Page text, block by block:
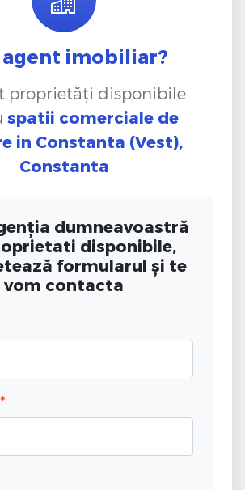
agent imobiliar?
proprietăți disponibile
spatii comerciale de
in Constanta (Vest),
Constanta
dumneavoastră
disponibile,
formularul și te
vom contacta
*